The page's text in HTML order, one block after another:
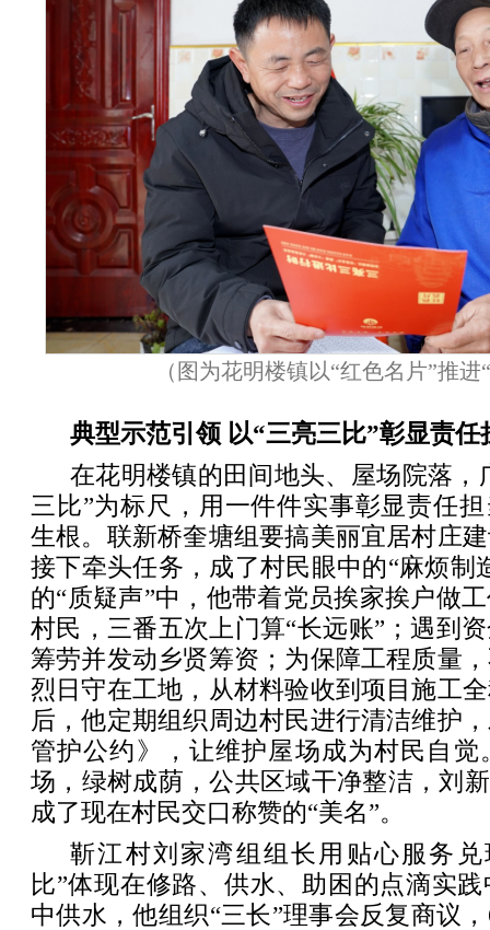
（图为花明楼镇以“红色名片”推进
典型示范引领 以“三亮三比”彰显责任
在花明楼镇的田间地头、屋场院落，
三比”为标尺，用一件件实事彰显责任
生根。联新桥奎塘组要搞美丽宜居村庄
接下牵头任务，成了村民眼中的“麻烦制
的“质疑声”中，他带着党员挨家挨户做
村民，三番五次上门算“长远账”；遇到
筹劳并发动乡贤筹资；为保障工程质量
烈日守在工地，从材料验收到项目施工
后，他定期组织周边村民进行清洁维护
管护公约》，让维护屋场成为村民自觉
场，绿树成荫，公共区域干净整洁，刘
成了现在村民交口称赞的“美名”。
靳江村刘家湾组组长用贴心服务
比”体现在修路、供水、助困的点滴实
中供水，他组织“三长”理事会反复商议